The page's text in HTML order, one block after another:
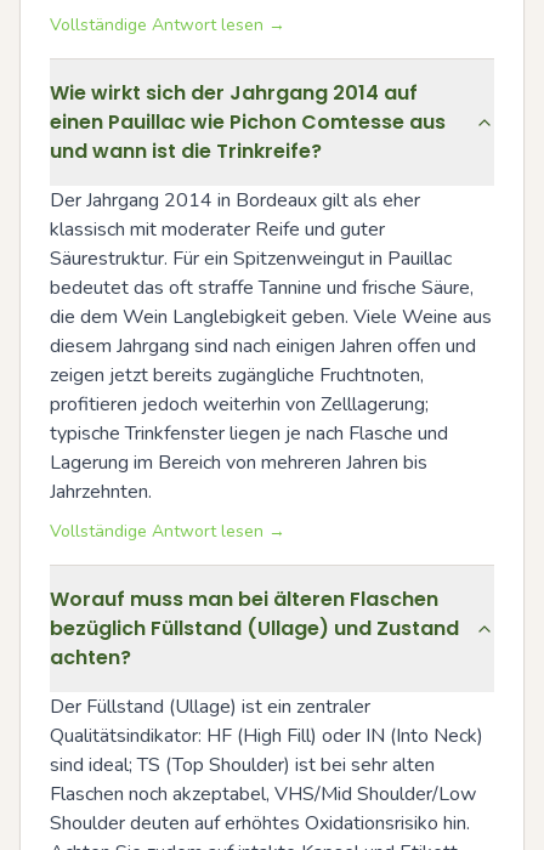
Vollständige Antwort lesen →
Wie wirkt sich der Jahrgang 2014 auf
einen Pauillac wie Pichon Comtesse aus
und wann ist die Trinkreife?
Der Jahrgang 2014 in Bordeaux gilt als eher
klassisch mit moderater Reife und guter
Säurestruktur. Für ein Spitzenweingut in Pauillac
bedeutet das oft straffe Tannine und frische Säure,
die dem Wein Langlebigkeit geben. Viele Weine aus
diesem Jahrgang sind nach einigen Jahren offen und
zeigen jetzt bereits zugängliche Fruchtnoten,
profitieren jedoch weiterhin von Zelllagerung;
typische Trinkfenster liegen je nach Flasche und
Lagerung im Bereich von mehreren Jahren bis
Jahrzehnten.
Vollständige Antwort lesen →
Worauf muss man bei älteren Flaschen
bezüglich Füllstand (Ullage) und Zustand
achten?
Der Füllstand (Ullage) ist ein zentraler
Qualitätsindikator: HF (High Fill) oder IN (Into Neck)
sind ideal; TS (Top Shoulder) ist bei sehr alten
Flaschen noch akzeptabel, VHS/Mid Shoulder/Low
Shoulder deuten auf erhöhtes Oxidationsrisiko hin.